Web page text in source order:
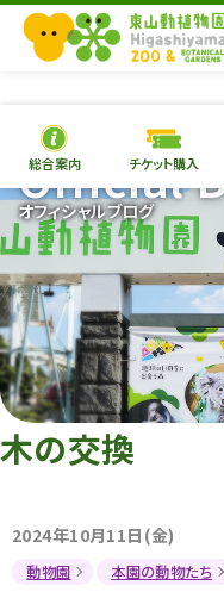
総合案内 チケット購入
オフィシャルブログ
Official
木の交換
2024年10月11日(金)
動物園 本園の動物たち